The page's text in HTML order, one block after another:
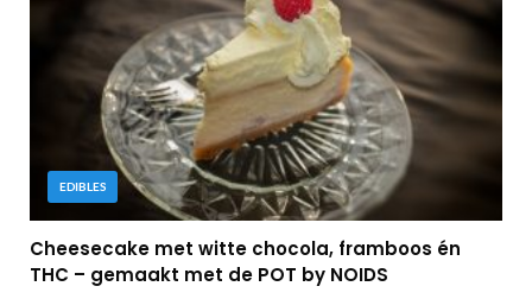
EDIBLES
Cheesecake met witte chocola, framboos én
THC – gemaakt met de POT by NOIDS